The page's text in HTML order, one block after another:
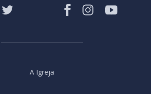
A Igreja